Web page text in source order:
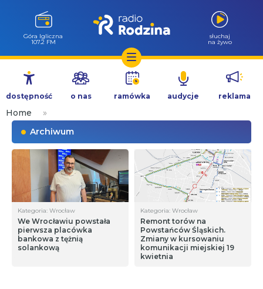
Przejdź
treści
Góra Igliczna
107.2 FM
słuchaj
na żywo
dostępność o nas ramówka audycje reklama
Home
»
Archiwum
Kategoria: Wrocław
We Wrocławiu powstała
pierwsza placówka
bankowa z tężnią
solankową
Kategoria: Wrocław
Remont torów na
Powstańców Śląskich.
Zmiany w kursowaniu
komunikacji miejskiej 19
kwietnia